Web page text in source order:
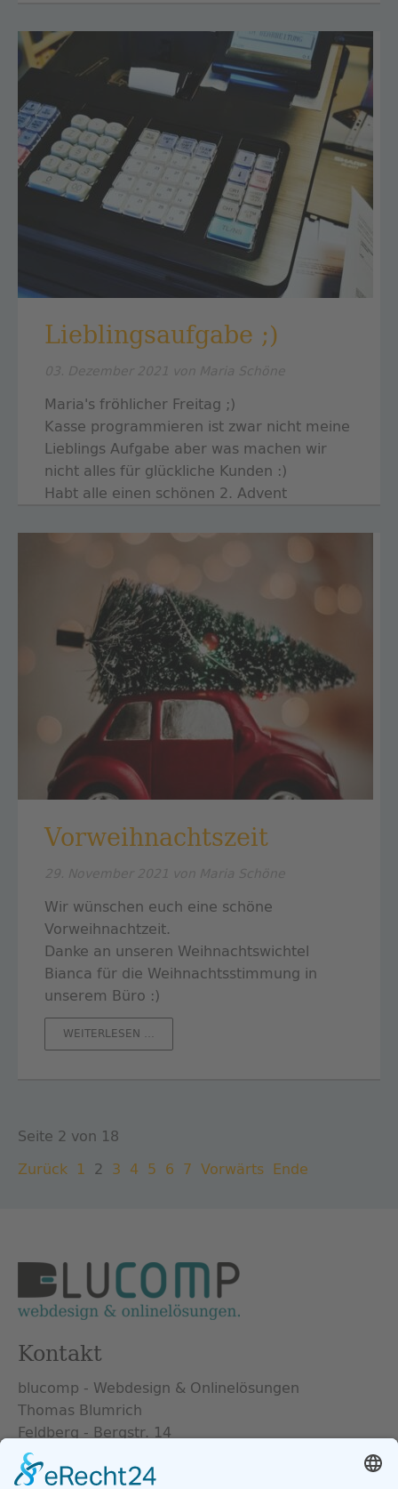
Lieblingsaufgabe ;)
Maria's fröhlicher Freitag ;)
Kasse programmieren ist zwar nicht meine
Lieblings Aufgabe aber was machen wir
nicht alles für glückliche Kunden :)
Habt alle einen schönen 2. Advent
Vorweihnachtszeit
Wir wünschen euch eine schöne
Vorweihnachtzeit.
Danke an unseren Weihnachtswichtel
Bianca für die Weihnachtsstimmung in
unserem Büro :)
WEITERLESEN …
Seite 2 von 18
Zurück
1 2 3 4 5 6 7 Vorwärts Ende
Kontakt
blucomp - Webdesign & Onlinelösungen
Thomas Blumrich
Feldberg - Bergstr. 14
17258 Feldberger Seenlandschaft